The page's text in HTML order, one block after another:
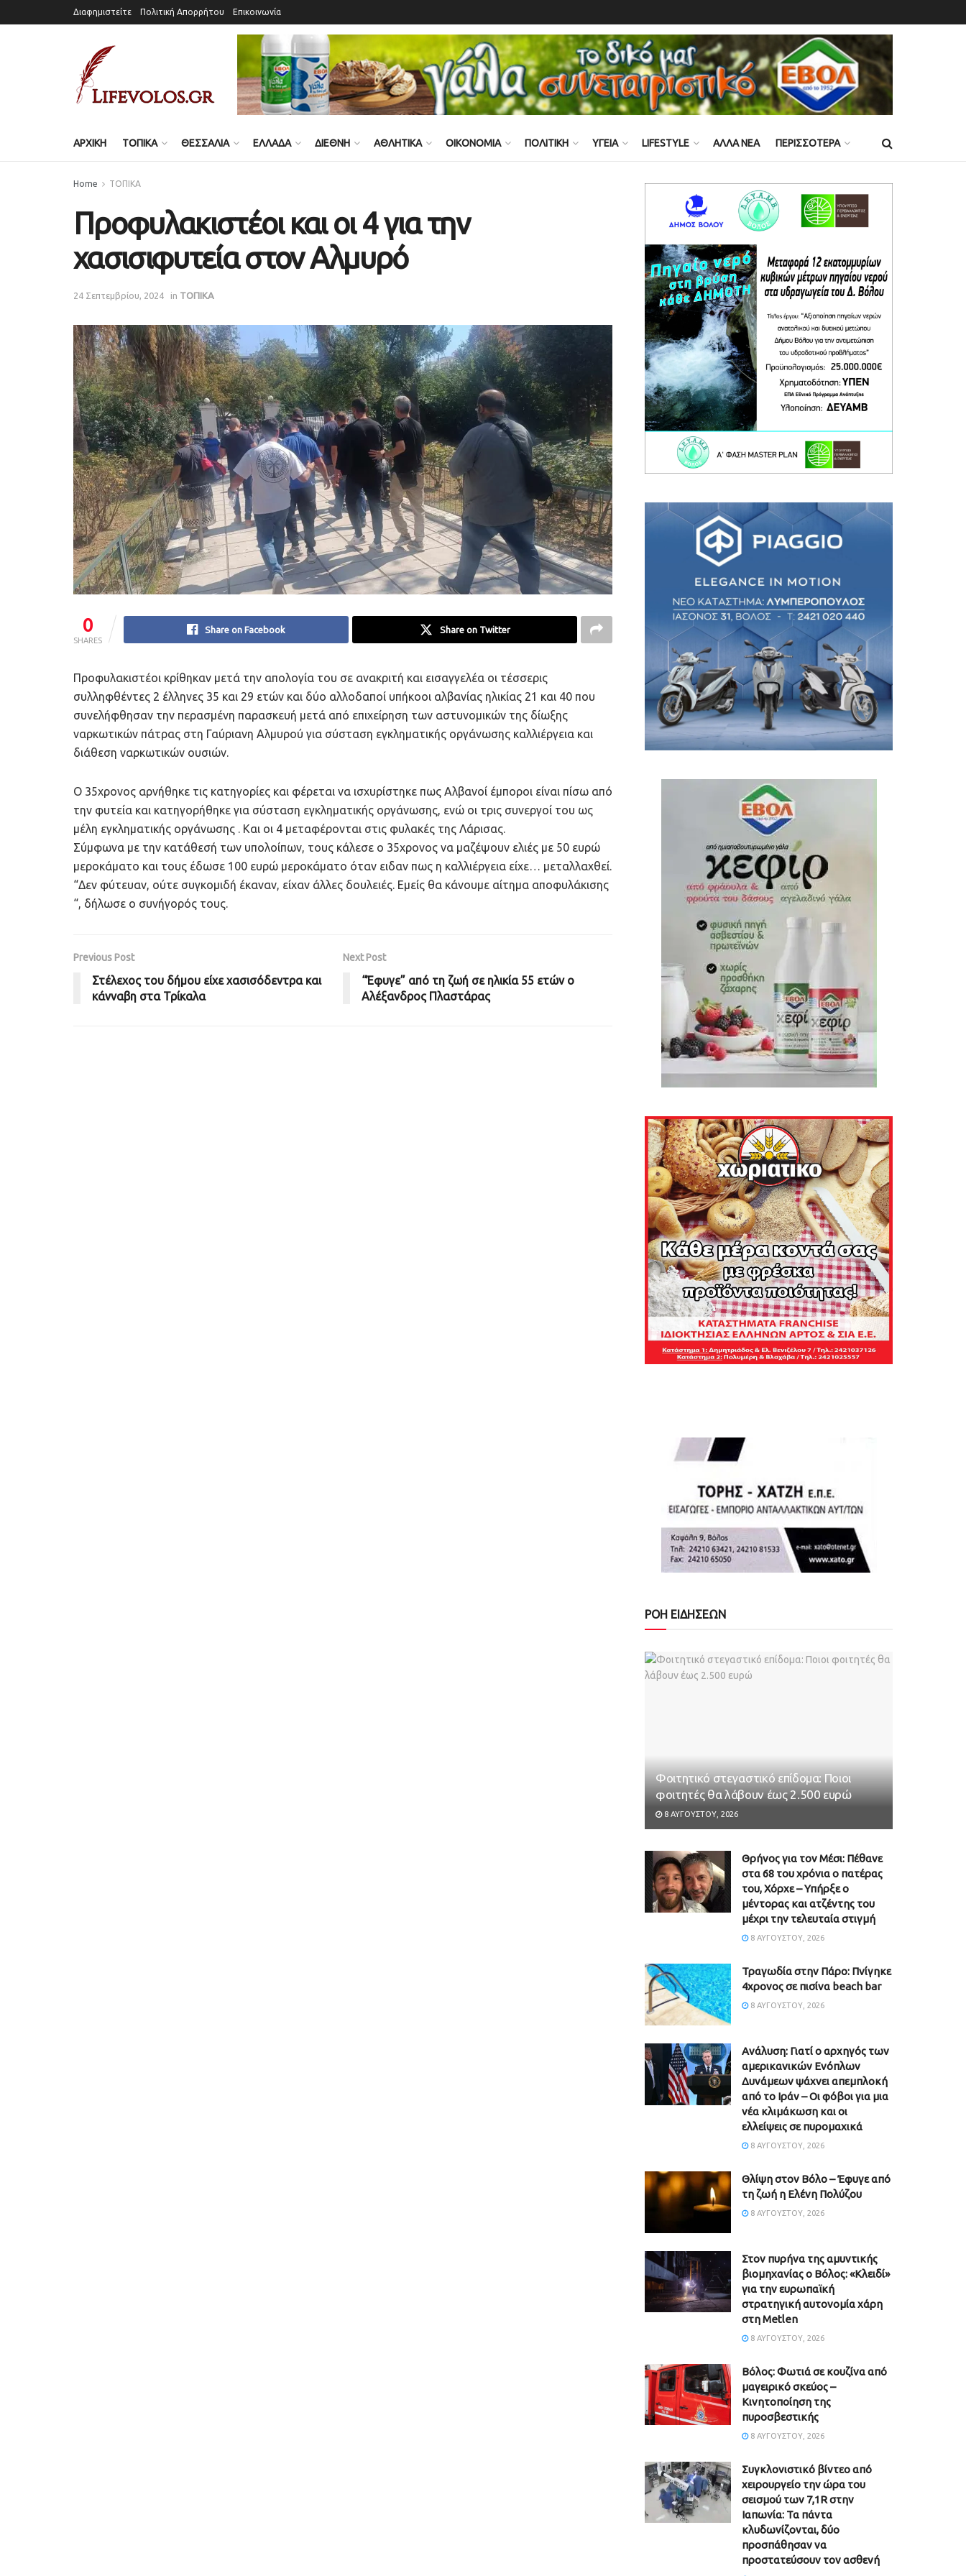
Διαφημιστείτε Πολιτική Απορρήτου Επικοινωνία
ΑΡΧΙΚΗ ΤΟΠΙΚΑ ΘΕΣΣΑΛΙΑ ΕΛΛΑΔΑ ΔΙΕΘΝΗ ΑΘΛΗΤΙΚΑ ΟΙΚΟΝΟΜΙΑ ΠΟΛΙΤΙΚΗ ΥΓΕΙΑ LIFESTYLE ΑΛΛΑ ΝΕΑ ΠΕΡΙΣΣΟΤΕΡΑ
Home ΤΟΠΙΚΑ
Προφυλακιστέοι και οι 4 για την
χασισιφυτεία στον Αλμυρό
24 Σεπτεμβρίου, 2024 in ΤΟΠΙΚΑ
0
SHARES
Share on Facebook Share on Twitter
Προφυλακιστέοι κρίθηκαν μετά την απολογία του σε ανακριτή και εισαγγελέα οι τέσσερις
συλληφθέντες 2 έλληνες 35 και 29 ετών και δύο αλλοδαποί υπήκοοι αλβανίας ηλικίας 21 και 40 που
συνελήφθησαν την περασμένη παρασκευή μετά από επιχείρηση των αστυνομικών της δίωξης
ναρκωτικών πάτρας στη Γαύριανη Αλμυρού για σύσταση εγκληματικής οργάνωσης καλλιέργεια και
διάθεση ναρκωτικών ουσιών.
Ο 35χρονος αρνήθηκε τις κατηγορίες και φέρεται να ισχυρίστηκε πως Αλβανοί έμποροι είναι πίσω από
την φυτεία και κατηγορήθηκε για σύσταση εγκληματικής οργάνωσης, ενώ οι τρις συνεργοί του ως
μέλη εγκληματικής οργάνωσης . Και οι 4 μεταφέρονται στις φυλακές της Λάρισας.
Σύμφωνα με την κατάθεσή των υπολοίπων, τους κάλεσε ο 35χρονος να μαζέψουν ελιές με 50 ευρώ
μεροκάματο και τους έδωσε 100 ευρώ μεροκάματο όταν ειδαν πως η καλλιέργεια είχε… μεταλλαχθεί.
“Δεν φύτευαν, ούτε συγκομιδή έκαναν, είχαν άλλες δουλειές. Εμείς θα κάνουμε αίτημα αποφυλάκισης
“, δήλωσε ο συνήγορός τους.
Previous Post
Στέλεχος του δήμου είχε χασισόδεντρα και
κάνναβη στα Τρίκαλα
Next Post
“Έφυγε” από τη ζωή σε ηλικία 55 ετών ο
Αλέξανδρος Πλαστάρας
ΡΟΗ ΕΙΔΗΣΕΩΝ
Φοιτητικό στεγαστικό επίδομα: Ποιοι
φοιτητές θα λάβουν έως 2.500 ευρώ
8 ΑΥΓΟΎΣΤΟΥ, 2026
Θρήνος για τον Μέσι: Πέθανε
στα 68 του χρόνια ο πατέρας
του, Χόρχε – Υπήρξε ο
μέντορας και ατζέντης του
μέχρι την τελευταία στιγμή
8 ΑΥΓΟΎΣΤΟΥ, 2026
Τραγωδία στην Πάρο: Πνίγηκε
4χρονος σε πισίνα beach bar
8 ΑΥΓΟΎΣΤΟΥ, 2026
Ανάλυση: Γιατί ο αρχηγός των
αμερικανικών Ενόπλων
Δυνάμεων ψάχνει απεμπλοκή
από το Ιράν – Οι φόβοι για μια
νέα κλιμάκωση και οι
ελλείψεις σε πυρομαχικά
8 ΑΥΓΟΎΣΤΟΥ, 2026
Θλίψη στον Βόλο – Έφυγε από
τη ζωή η Ελένη Πολύζου
8 ΑΥΓΟΎΣΤΟΥ, 2026
Στον πυρήνα της αμυντικής
βιομηχανίας ο Βόλος: «Κλειδί»
για την ευρωπαϊκή
στρατηγική αυτονομία χάρη
στη Metlen
8 ΑΥΓΟΎΣΤΟΥ, 2026
Βόλος: Φωτιά σε κουζίνα από
μαγειρικό σκεύος –
Κινητοποίηση της
πυροσβεστικής
8 ΑΥΓΟΎΣΤΟΥ, 2026
Συγκλονιστικό βίντεο από
χειρουργείο την ώρα του
σεισμού των 7,1R στην
Ιαπωνία: Τα πάντα
κλυδωνίζονται, δύο
προσπάθησαν να
προστατεύσουν τον ασθενή